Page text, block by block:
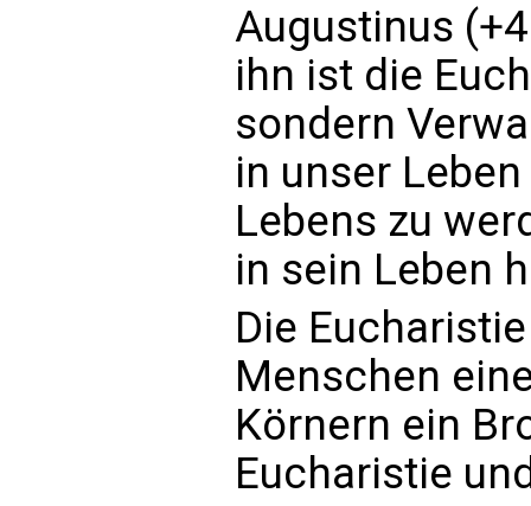
Augustinus
ihn ist die
sondern
in unser
Lebens zu
in sein Leben
Die
Menschen
Körnern ein
Eucharistie